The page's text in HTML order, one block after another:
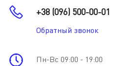
+38 (096) 500-00-01
Обратный звонок
Пн-Вс 09:00 - 19:00